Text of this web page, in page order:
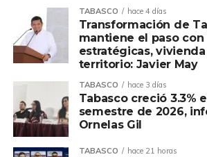
TABASCO hace 4 días
Transformación de
mantiene el paso con
estratégicas,
territorio: Javier May
TABASCO hace 3 días
Tabasco creció 3.3%
semestre de 2026,
Ornelas Gil
TABASCO hace 21 horas